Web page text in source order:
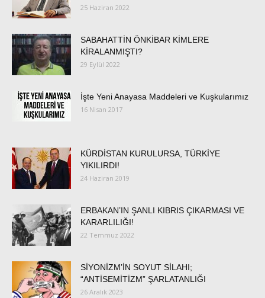
25 Haziran 2022
SABAHATTİN ÖNKİBAR KİMLERE
KİRALANMIŞTI?
29 Eylül 2022
İşte Yeni Anayasa Maddeleri ve Kuşkularımız
16 Nisan 2017
KÜRDİSTAN KURULURSA, TÜRKİYE
YIKILIRDI!
24 Haziran 2019
ERBAKAN’IN ŞANLI KIBRIS ÇIKARMASI VE
KARARLILIĞI!
22 Temmuz 2022
SİYONİZM’İN SOYUT SİLAHI;
“ANTİSEMİTİZM” ŞARLATANLIĞI
26 Aralık 2023